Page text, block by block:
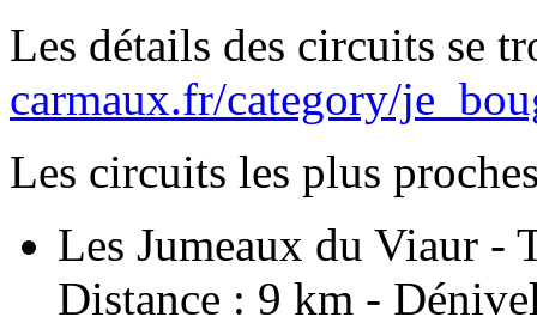
Les détails des circuits se
carmaux.fr/category/
Les circuits les plus
Les Jumeaux du Viaur -
Distance : 9 km -